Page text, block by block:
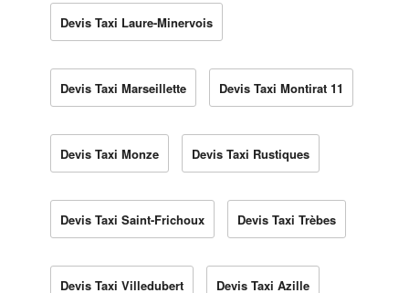
Devis Taxi Laure-Minervois
Devis Taxi Marseillette Devis Taxi Montirat 11
Devis Taxi Monze Devis Taxi Rustiques
Devis Taxi Saint-Frichoux Devis Taxi Trèbes
Devis Taxi Villedubert Devis Taxi Azille